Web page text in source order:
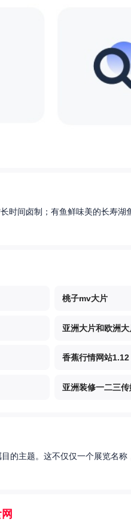
时间卤制；有鱼鲜味美的长寿
桃子mv大片
亚洲大片和欧洲
香蕉行情网站1.12
亚洲装修一二三传
主题。这不仅仅一个展览名